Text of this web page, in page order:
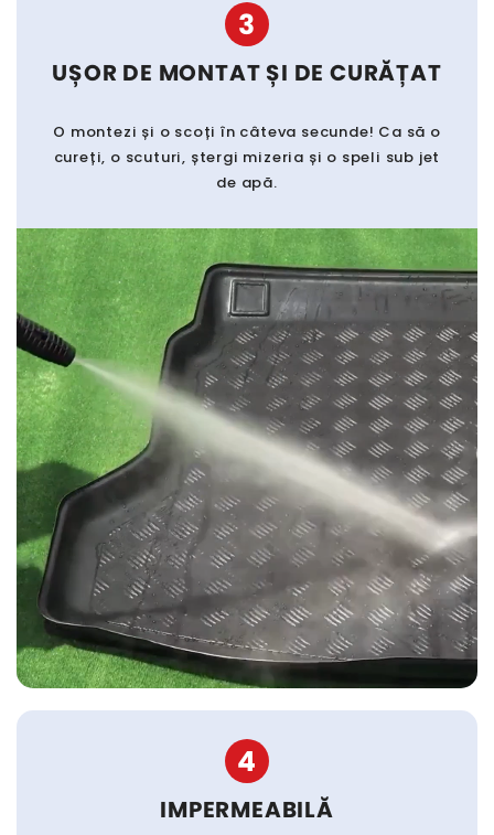
3
UȘOR DE MONTAT ȘI DE CURĂȚAT
O montezi și o scoți în câteva secunde! Ca să o
cureți, o scuturi, ștergi mizeria și o speli sub jet
de apă.
4
IMPERMEABILĂ